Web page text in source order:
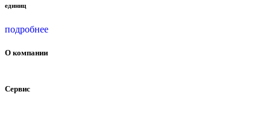
единиц
подробнее
О компании
Сервис